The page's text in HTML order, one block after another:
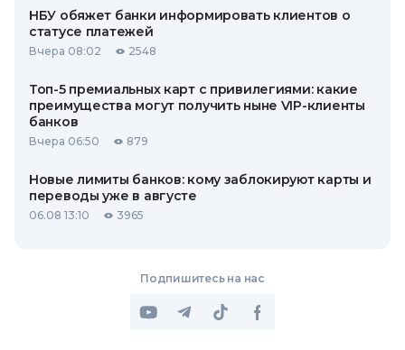
НБУ обяжет банки информировать клиентов о
статусе платежей
Вчера 08:02 2548
Топ-5 премиальных карт с привилегиями: какие
преимущества могут получить ныне VIP-клиенты
банков
Вчера 06:50 879
Новые лимиты банков: кому заблокируют карты и
переводы уже в августе
06.08 13:10 3965
Подпишитесь на нас